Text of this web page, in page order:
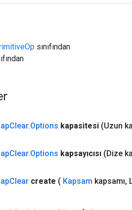
sınıfından
Clear.Options kapasitesi (Uzun
Clear.Options kapsayıcısı (Dize
Clear create ( Kapsam kapsamı,